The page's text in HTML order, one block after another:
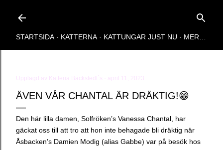
STARTSIDA KATTERNA KATTUNGAR JUST NU MER…
Upplagd av Katteria Bäckstedt´s april 11, 2023
ÄVEN VÅR CHANTAL ÄR DRÄKTIG!😁
Den här lilla damen, Solfröken’s Vanessa Chantal, har
gäckat oss till att tro att hon inte behagade bli dräktig när
Åsbacken’s Damien Modig (alias Gabbe) var på besök hos